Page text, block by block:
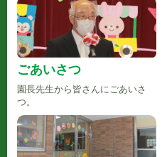
ごあいさつ
園長先生から皆さんにごあいさ
つ。